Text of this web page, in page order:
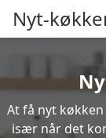
Nyt-
At få nyt
især når det